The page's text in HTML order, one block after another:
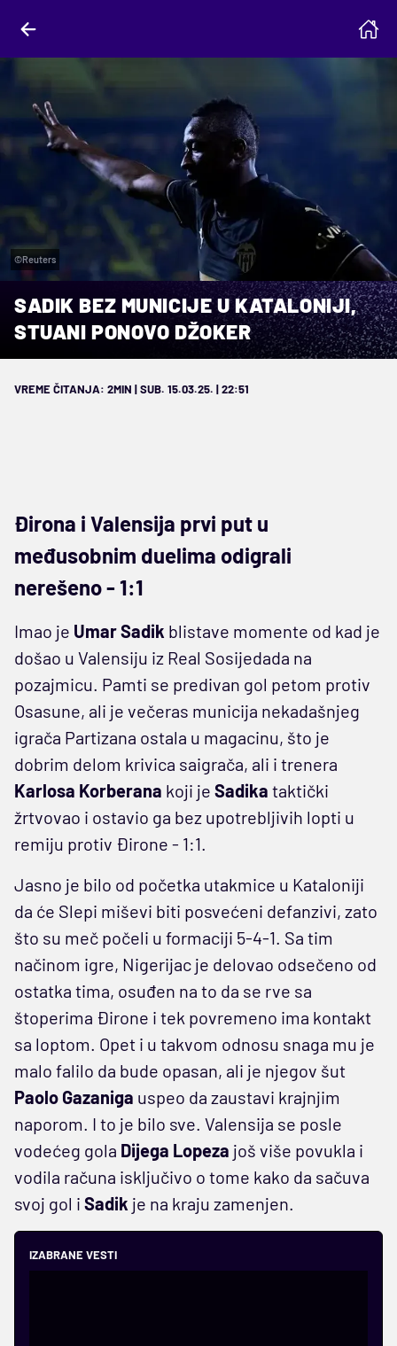
©Reuters
SADIK BEZ MUNICIJE U KATALONIJI,
STUANI PONOVO DŽOKER
VREME ČITANJA: 2MIN | SUB. 15.03.25. | 22:51
Đirona i Valensija prvi put u
međusobnim duelima odigrali
nerešeno - 1:1
Imao je Umar Sadik blistave momente od kad je
došao u Valensiju iz Real Sosijedada na
pozajmicu. Pamti se predivan gol petom protiv
Osasune, ali je večeras municija nekadašnjeg
igrača Partizana ostala u magacinu, što je
dobrim delom krivica saigrača, ali i trenera
Karlosa Korberana koji je Sadika taktički
žrtvovao i ostavio ga bez upotrebljivih lopti u
remiju protiv Đirone - 1:1.
Jasno je bilo od početka utakmice u Kataloniji
da će Slepi miševi biti posvećeni defanzivi, zato
što su meč počeli u formaciji 5-4-1. Sa tim
načinom igre, Nigerijac je delovao odsečeno od
ostatka tima, osuđen na to da se rve sa
štoperima Đirone i tek povremeno ima kontakt
sa loptom. Opet i u takvom odnosu snaga mu je
malo falilo da bude opasan, ali je njegov šut
Paolo Gazaniga uspeo da zaustavi krajnjim
naporom. I to je bilo sve. Valensija se posle
vodećeg gola Dijega Lopeza još više povukla i
vodila računa isključivo o tome kako da sačuva
svoj gol i Sadik je na kraju zamenjen.
IZABRANE VESTI